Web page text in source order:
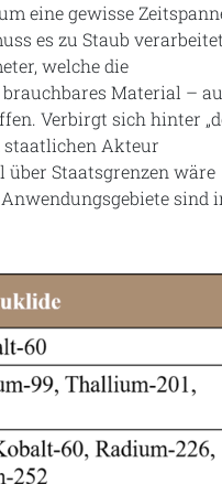
eine gewisse
es zu Staub verarbeitet
welche die
Material –
Verbirgt sich hinter
staatlichen Akteur
Staatsgrenzen wäre
sind